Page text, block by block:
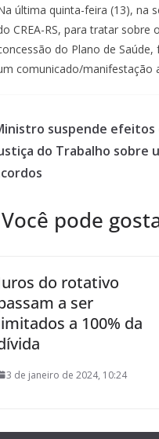
última quinta-feira (13), na
CREA-RS, para tratar
do Plano de
comunicado/manifestação
suspende efeitos
do Trabalho sobre
Você pode
do rotativo
a ser
a 100% da
3 de janeiro de 2024, 10:24